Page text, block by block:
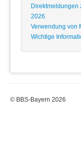
Direktmeldungen
2026
Verwendung von
Wichtige
© BBS-Bayern 2026